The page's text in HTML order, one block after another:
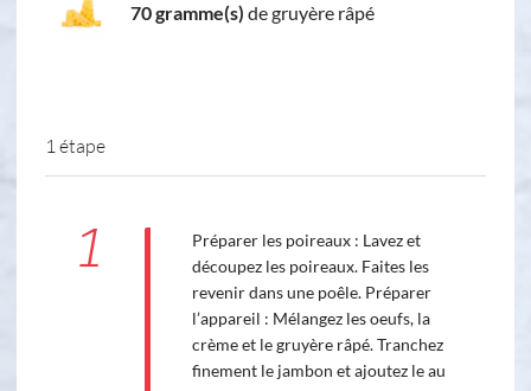
70 gramme(s) de gruyère râpé
1 étape
1
Préparer les poireaux : Lavez et
découpez les poireaux. Faites les
revenir dans une poêle. Préparer
l’appareil : Mélangez les oeufs, la
crème et le gruyère râpé. Tranchez
finement le jambon et ajoutez le au